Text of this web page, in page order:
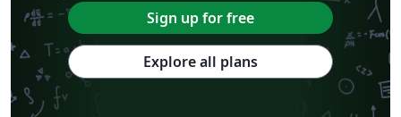
Sign up for free
Explore all plans